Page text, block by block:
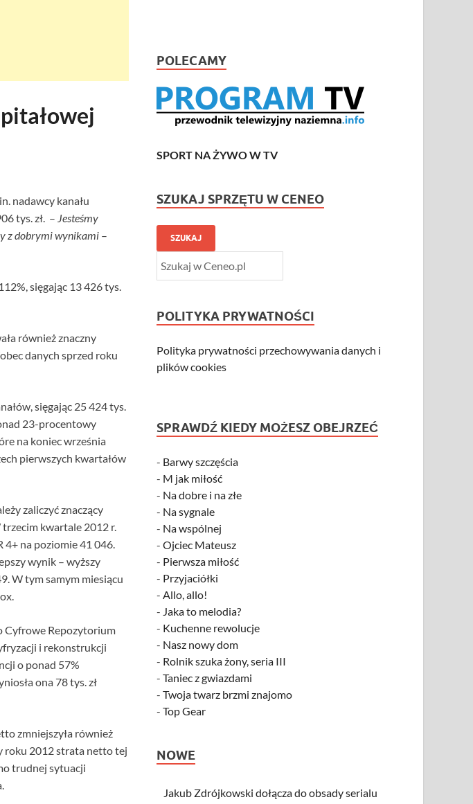
nadawcy kanału
tys. zł. – Jesteśmy
z dobrymi wynikami –
sięgając 13 426 tys.
również znaczny
danych sprzed roku
sięgając 25 424 tys.
23-procentowy
na koniec września
pierwszych kwartałów
zaliczyć znaczący
kwartale 2012 r.
4+ na poziomie 41 046.
wynik – wyższy
W tym samym miesiącu
Cyfrowe Repozytorium
i rekonstrukcji
o ponad 57%
ona 78 tys. zł
zmniejszyła również
roku 2012 strata netto tej
trudnej sytuacji
POLECAMY
SPORT NA ŻYWO W TV
SZUKAJ SPRZĘTU W CENEO
SZUKAJ
POLITYKA PRYWATNOŚCI
Polityka prywatności przechowywania danych i
plików cookies
SPRAWDŹ KIEDY MOŻESZ OBEJRZEĆ
- Barwy szczęścia
- M jak miłość
- Na dobre i na złe
- Na sygnale
- Na wspólnej
-Ojciec Mateusz
- Pierwsza miłość
- Przyjaciółki
-Allo, allo!
- Jaka to melodia?
- Kuchenne rewolucje
- Nasz nowy dom
- Rolnik szuka żony, seria III
-Taniec z gwiazdami
-Twoja twarz brzmi znajomo
-Top Gear
NOWE
Jakub Zdrójkowski dołącza do obsady serialu